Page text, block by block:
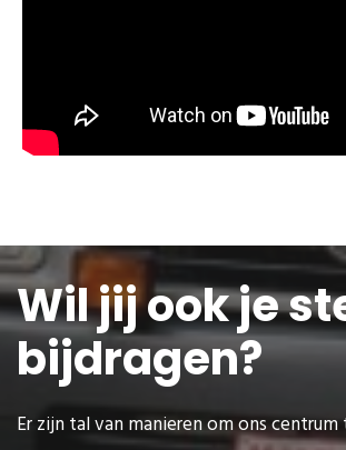
Wil jij ook je
bijdragen?
Er zijn tal van manieren om ons